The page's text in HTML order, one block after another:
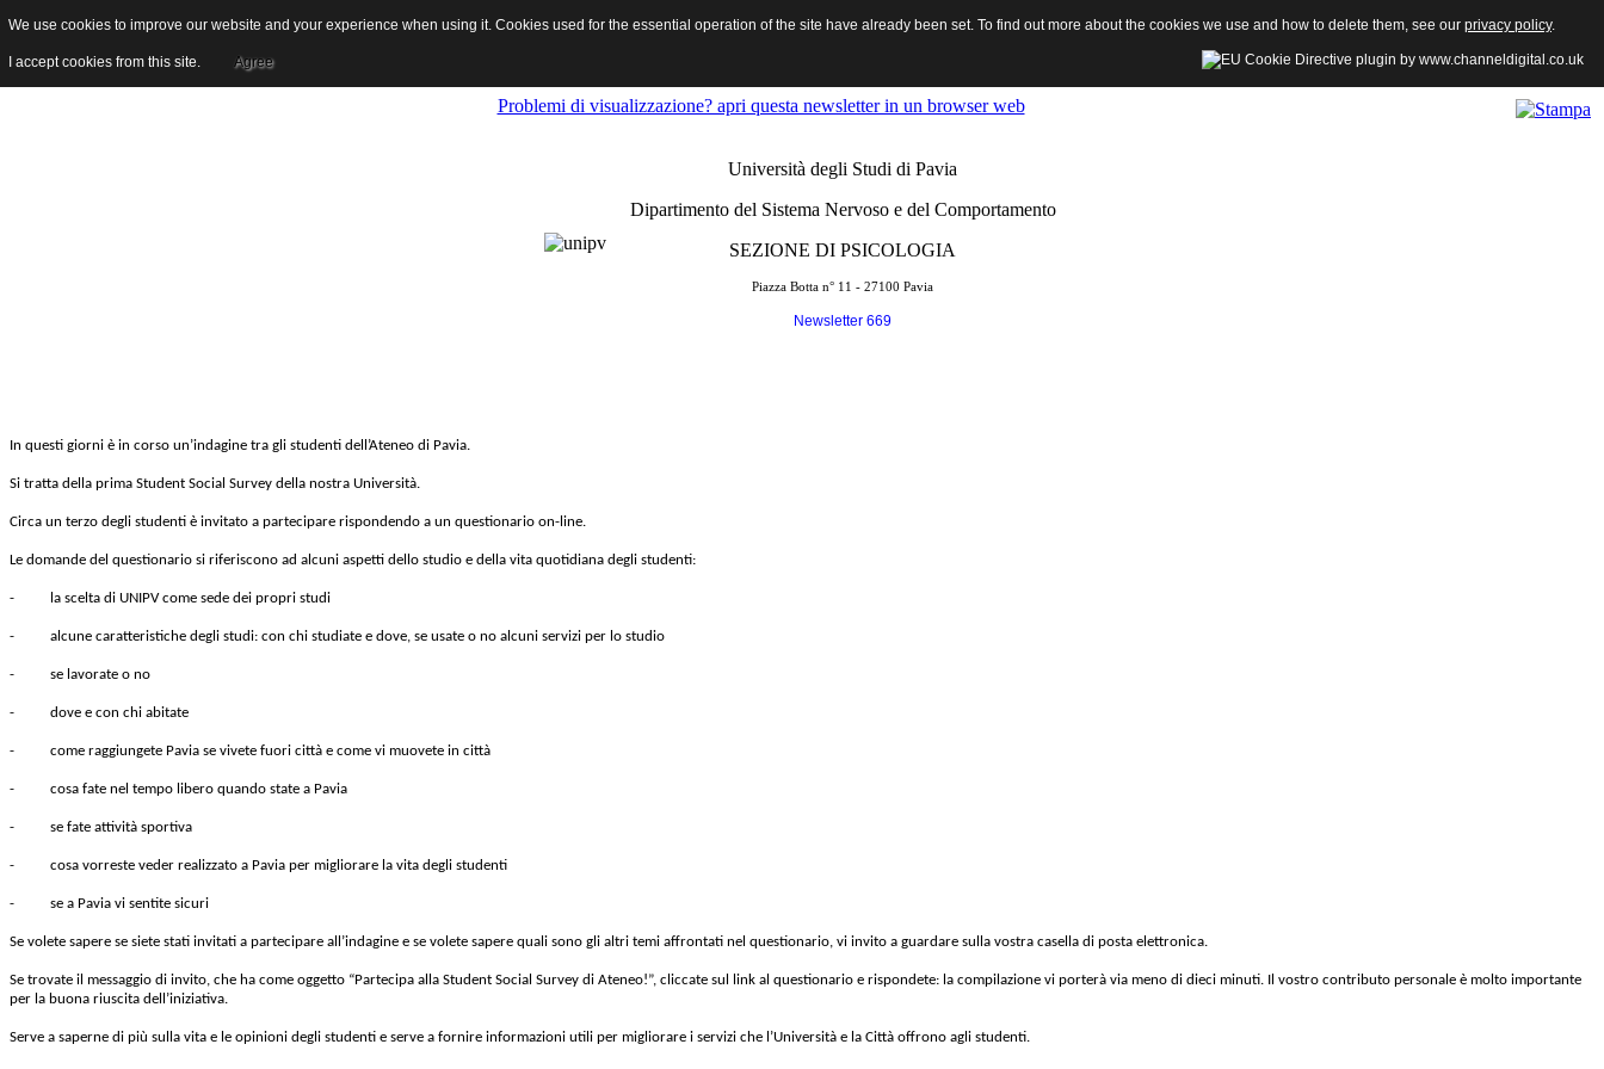
[Newsletter studenti] Prima Student Social Survey di Ateneo
Problemi di visualizzazione? apri questa newsletter in un browser web
Università degli Studi di Pavia
Dipartimento del Sistema Nervoso e del Comportamento
SEZIONE DI PSICOLOGIA
Piazza Botta n° 11 - 27100 Pavia
Newsletter 669
In questi giorni è in corso un’indagine tra gli studenti dell’Ateneo di Pavia.
Si tratta della prima Student Social Survey della nostra Università.
Circa un terzo degli studenti è invitato a partecipare rispondendo a un questionario on-line.
Le domande del questionario si riferiscono ad alcuni aspetti dello studio e della vita quotidiana degli studenti:
- la scelta di UNIPV come sede dei propri studi
- alcune caratteristiche degli studi: con chi studiate e dove, se usate o no alcuni servizi per lo studio
- se lavorate o no
- dove e con chi abitate
- come raggiungete Pavia se vivete fuori città e come vi muovete in città
- cosa fate nel tempo libero quando state a Pavia
- se fate attività sportiva
- cosa vorreste veder realizzato a Pavia per migliorare la vita degli studenti
- se a Pavia vi sentite sicuri
Se volete sapere se siete stati invitati a partecipare all’indagine e se volete sapere quali sono gli altri temi affrontati nel questionario, vi invito a guardare sulla vostra casella di posta elettronica.
Se trovate il messaggio di invito, che ha come oggetto “Partecipa alla Student Social Survey di Ateneo!”, cliccate sul link al questionario e rispondete: la compilazione vi porterà via meno di dieci minuti. Il vostro contributo personale è molto importante
per la buona riuscita dell’iniziativa.
Serve a saperne di più sulla vita e le opinioni degli studenti e serve a fornire informazioni utili per migliorare i servizi che l’Università e la Città offrono agli studenti.
We use cookies to improve our website and your experience when using it. Cookies used for the essential operation of the site have already been set. To find out more about the cookies we use and how to delete them, see our privacy policy.
I accept cookies from this site. Agree